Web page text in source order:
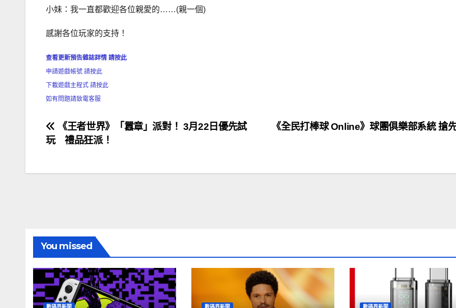
小妹：我一直都歡迎各位親愛的……(親一個)
感謝各位玩家的支持！
查看更新預告雜誌詳情 請按此
申請遊戲帳號 請按此
下載遊戲主程式 請按此
如有問題請致電客服
文
章
導
《全民打棒球 Online》球團俱樂部系統 搶
《王者世界》「囂章」派對！ 3月22日優先試
玩 禮品狂派！
You missed